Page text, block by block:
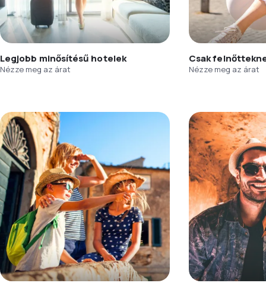
Legjobb minősítésű hotelek
Nézze meg az árat
Csak
Nézze meg az árat